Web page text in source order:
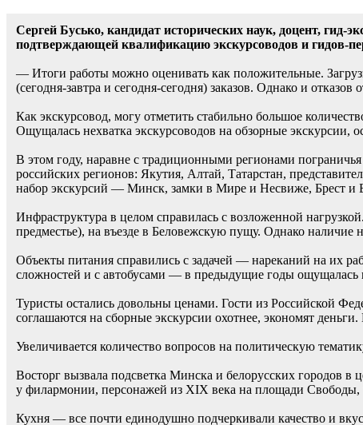
Сергей Бусько, кандидат исторических наук, доцент, гид-
подтверждающей квалификацию экскурсоводов и гидов-
— Итоги работы можно оценивать как положительные.
(сегодня-завтра и сегодня-сегодня) заказов. Однако и
Как экскурсовод, могу отметить стабильно большое
Ощущалась нехватка экскурсоводов на обзорные экскурсии,
В этом году, наравне с традиционными регионами
российских регионов: Якутия, Алтай, Татарстан,
набор экскурсий — Минск, замки в Мире и Несвиже, Брест и
Инфраструктура в целом справилась с возложенной
предместье), на въезде в Беловежскую пущу. Однако
Объекты питания справились с задачей — нареканий на их
сложностей и с автобусами — в предыдущие годы ощущалась
Туристы остались довольны ценами. Гости из Российской
соглашаются на сборные экскурсии охотнее, экономят
Увеличивается количество вопросов на политическую
Восторг вызвала подсветка Минска и белорусских городов
у филармонии, персонажей из XIX века на площади Свободы,
Кухня — все почти единодушно подчеркивали качество и